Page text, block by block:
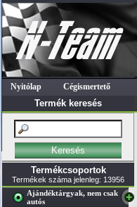
Nyitólap Cégismertető
Termék keresés
Termékcsoportok
Termékek száma jelenleg: 13956
Ajándéktárgyak, nem csak
autós